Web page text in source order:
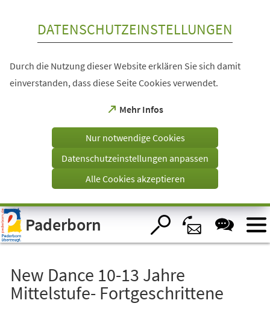
Visuelle
Assistenzsoftware
öffnen.
DATENSCHUTZEINSTELLUNGEN
Durch die Nutzung dieser Website erklären Sie sich damit
einverstanden, dass diese Seite Cookies verwendet.
Mehr Infos
(Öffnet
einem
Tab)
Nur notwendige Cookies
Datenschutzeinstellungen anpassen
Alle Cookies akzeptieren
Paderborn
New Dance 10-13 Jahre
Mittelstufe- Fortgeschrittene